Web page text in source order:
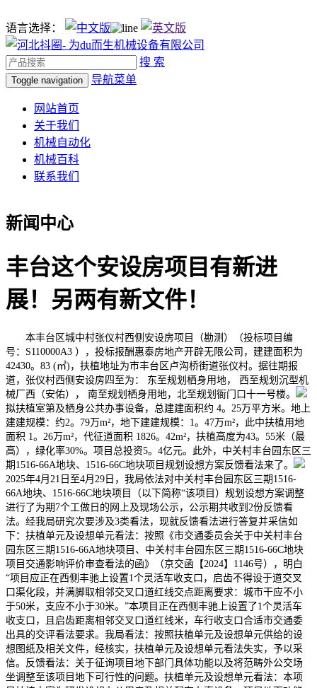
语言选择：
搜 索
Toggle navigation 导航菜单
网站首页
关于我们
机械自动化
机械百科
联系我们
新闻中心
丰台这个安设房项目有新进
展！另两有新文件！
本丰台区城中村张仪村西侧安设房项目（勘测）（投标项目编
号：S110000A3 ），投标报酬惠泰房地产开辟无限公司，建建面积为
42430。83 (㎡)，扶植地址为市丰台区卢沟桥街道张仪村。据往期报
道，张仪村西侧安设房四至为： 东至规划栖身用地， 西至规划沉型机
械厂西（安佑）， 南至规划栖身用地，北至规划衙门口十一号楼。
拟扶植室第及栖身公共办事设备，总建建面积约 4。25万平方米。地上
建建规模：约2。79万m²，地下建建规模：1。47万m²，此中扶植用地
面积 1。26万m²，代征道面积 1826。42m²，扶植高度为43。55米（最
高），绿化率30%。项目总投资5。4亿元。此外，中关村丰台园东区三
期1516-66A地块、1516-66C地块项目规划设想方案反馈看法来了。
2025年4月21日至4月29日，我局依法对中关村丰台园东区三期1516-
66A地块、1516-66C地块项目（以下简称“该项目）规划设想方案调整
进行了为期7个工做日的网上及现场公示，公示期共收到2份反馈看
法。经我局研究次要涉及3类看法，现就反馈看法进行答复并采信如
下：扶植单元及设想单元看法：按照《市交通委员会关于中关村丰台
园东区三期1516-66A地块项目、中关村丰台园东区三期1516-66C地块
项目交通影响评价审查看法的函》（京交函【2024】1146号），明白
“项目应正在西侧丰驰上设置1个灵活车收支口，启齿不得设于道交叉
口渠化段，并满脚取相邻交叉口道红线交点距离要求：城市干应不小
于50米，支应不小于30米。”本项目正在西侧丰驰上设置了1个灵活车
收支口，且启齿距离相邻交叉口道红线米，车行收支口合适市交通委
出具的交评看法要求。我局看法：按照扶植单元及设想单元供给的设
想图纸及相关文件，经核实，扶植单元及设想单元看法失实，予以采
信。反馈看法：关于征询项目地下部门具体功能以及将范畴外公交场
坐调整至该项目地下可行性的问题。扶植单元及设想单元看法：本项